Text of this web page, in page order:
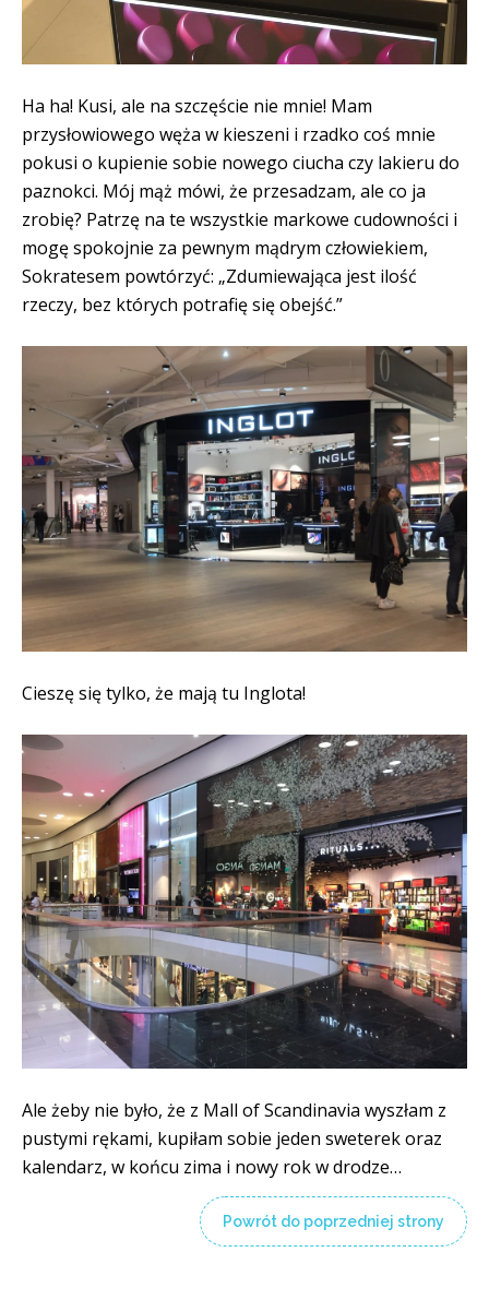
Ha ha! Kusi, ale na szczęście nie mnie! Mam
przysłowiowego węża w kieszeni i rzadko coś mnie
pokusi o kupienie sobie nowego ciucha czy lakieru do
paznokci. Mój mąż mówi, że przesadzam, ale co ja
zrobię? Patrzę na te wszystkie markowe cudowności i
mogę spokojnie za pewnym mądrym człowiekiem,
Sokratesem powtórzyć: „Zdumiewająca jest ilość
rzeczy, bez których potrafię się obejść.”
Cieszę się tylko, że mają tu Inglota!
Ale żeby nie było, że z Mall of Scandinavia wyszłam z
pustymi rękami, kupiłam sobie jeden sweterek oraz
kalendarz, w końcu zima i nowy rok w drodze…
Powrót do poprzedniej strony